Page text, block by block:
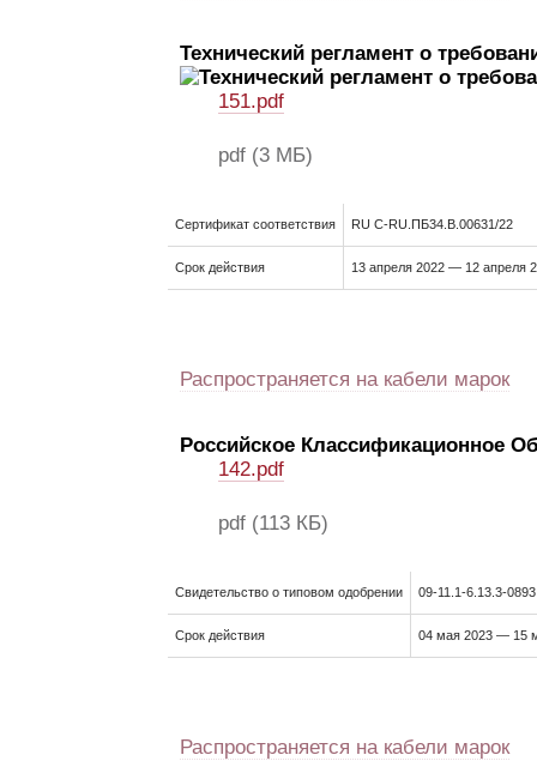
Технический регламент о
151.pdf
pdf (3 МБ)
Сертификат соответствия RU С-RU.ПБ34.В.00631/22
Срок действия 13 апреля 2022 — 12 апреля
Распространяется на кабели марок
Российское Классификационное
142.pdf
pdf (113 КБ)
Свидетельство о типовом одобрении 09-11.1-6.13.3-0893
Срок действия 04 мая 2023 — 15
Распространяется на кабели марок